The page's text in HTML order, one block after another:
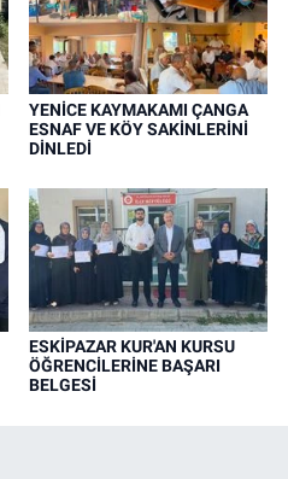
YENİCE KAYMAKAMI ÇANGA
ESNAF VE KÖY SAKİNLERİNİ
DİNLEDİ
ESKİPAZAR KUR'AN KURSU
ÖĞRENCİLERİNE BAŞARI
BELGESİ